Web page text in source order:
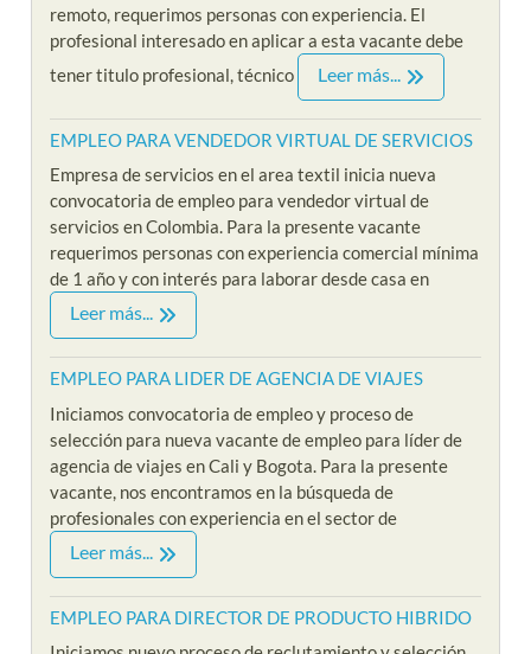
remoto, requerimos personas con experiencia. El
profesional interesado en aplicar a esta vacante debe
tener titulo profesional, técnico
Leer más...
EMPLEO PARA VENDEDOR VIRTUAL DE SERVICIOS
Empresa de servicios en el area textil inicia nueva
convocatoria de empleo para vendedor virtual de
servicios en Colombia. Para la presente vacante
requerimos personas con experiencia comercial mínima
de 1 año y con interés para laborar desde casa en
Leer más...
EMPLEO PARA LIDER DE AGENCIA DE VIAJES
Iniciamos convocatoria de empleo y proceso de
selección para nueva vacante de empleo para líder de
agencia de viajes en Cali y Bogota. Para la presente
vacante, nos encontramos en la búsqueda de
profesionales con experiencia en el sector de
Leer más...
EMPLEO PARA DIRECTOR DE PRODUCTO HIBRIDO